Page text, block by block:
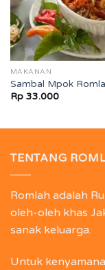
MAKANAN
Sambal Mpok
Rp33.000
TENTANG
Romlah adalah
oleh-oleh khas
sanak keluarga.
Untuk